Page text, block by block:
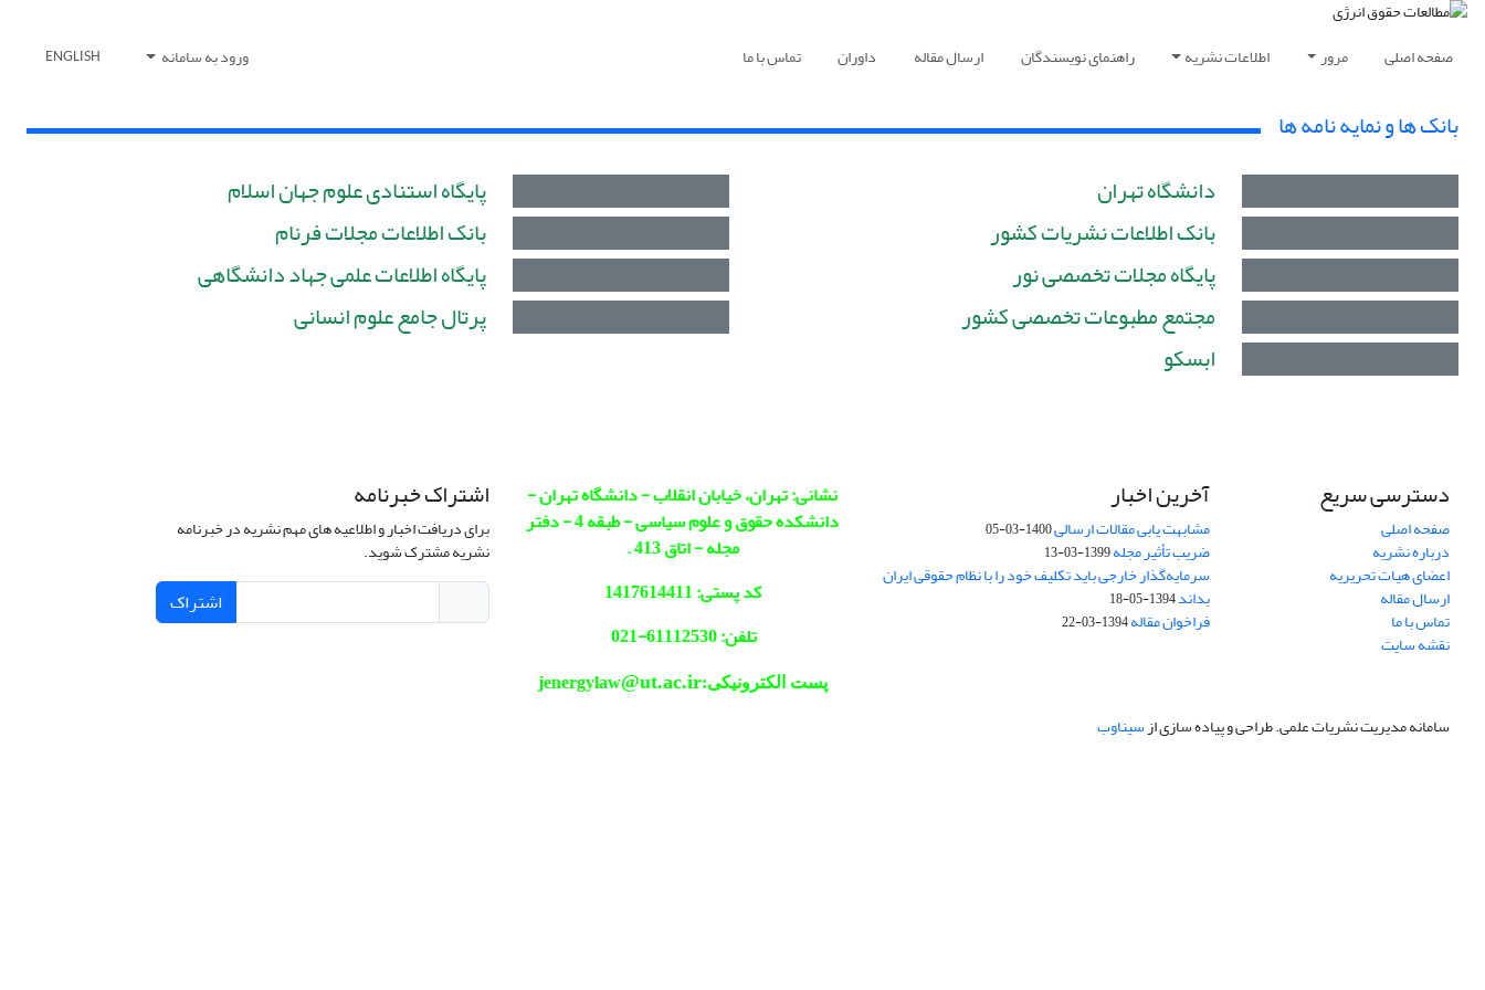
صفحه اصلی مرور اطلاعات نشریه راهنمای نویسندگان ارسال مقاله داوران تماس با ما ورود به سامانه ENGLISH
بانک ها و نمایه نامه ها
دانشگاه تهران
پایگاه استنادی علوم جهان اسلام
بانک اطلاعات نشریات کشور
بانک اطلاعات مجلات فرنام
پایگاه مجلات تخصصی نور
پایگاه اطلاعات علمی جهاد دانشگاهی
مجتمع مطبوعات تخصصی کشور
پرتال جامع علوم انسانی
ابسکو
دسترسی سریع
صفحه اصلی
درباره نشریه
اعضای هیات تحریریه
ارسال مقاله
تماس با ما
نقشه سایت
آخرین اخبار
مشابهت یابی مقالات ارسالی1400-03-05
ضریب تأثیر مجله1399-03-13
سرمایه‌گذار خارجی باید تکلیف خود را با نظام حقوقی ایران
بداند1394-05-18
فراخوان مقاله1394-03-22
نشانی: تهران، خیابان انقلاب - دانشگاه تهران -
دانشکده حقوق و علوم سیاسی - طبقه 4 - دفتر
مجله - اتاق 413 .
کد پستی: 1417614411
تلفن: 61112530-021
پست الکترونیکی:jenergylaw@ut.ac.ir
اشتراک خبرنامه
برای دریافت اخبار و اطلاعیه های مهم نشریه در خبرنامه
نشریه مشترک شوید.
اشتراک
سامانه مدیریت نشریات علمی.طراحی و پیاده سازی ازسیناوب